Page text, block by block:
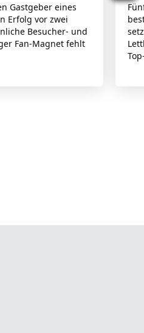
Gastgeber eines
Erfolg vor zwei
Besucher- und
Fan-Magnet fehlt